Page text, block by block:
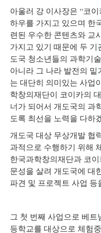
아울러 강 이사장은 “코
하우를 가지고 있으며 한
련된 우수한 콘텐츠와 교
가지고 있기 때문에 두
도국 청소년들의 과학기
아니라 그 나라 발전의
는 대단히 의미있는 사업
학창의재단이 코이카의
너가 되어서 개도국의 과
도록 최선을 노력을 다하
개도국 대상 무상개발 협
과적으로 수행하기 위해
한국과학창의재단과 코
문성을 살려 개도국에 대
파견 및 프로젝트 사업
그 첫 번째 사업으로 베
등학교를 대상으로 체험